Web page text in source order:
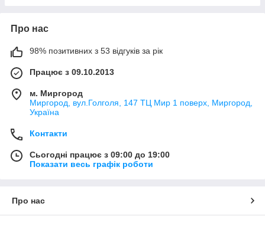
Про нас
98% позитивних з 53 відгуків за рік
Працює з 09.10.2013
м. Миргород
Миргород, вул.Голголя, 147 ТЦ Мир 1 поверх, Миргород,
Україна
Контакти
Сьогодні працює з 09:00 до 19:00
Показати весь графік роботи
Про нас